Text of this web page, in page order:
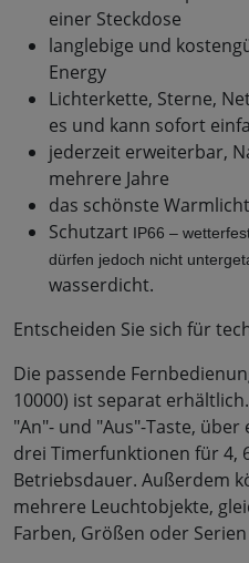
einer Steckdose
langlebige und
Energy
Lichterkette, Sterne,
es und kann sofort
jederzeit erweiterbar,
mehrere Jahre
das schönste
Schutzart IP66 –
dürfen jedoch nicht
wasserdicht.
Entscheiden Sie sich für
Die passende
10000) ist separat
"An"- und "Aus"-Taste,
drei Timerfunktionen für 4,
Betriebsdauer. Außerdem
mehrere Leuchtobjekte,
Farben, Größen oder